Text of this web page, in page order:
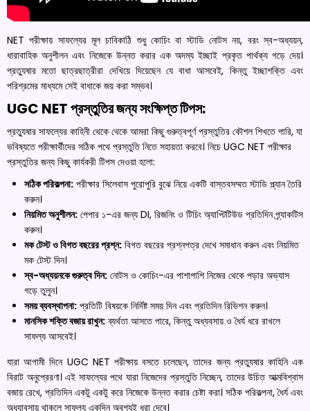
NET পরীক্ষায় সাফল্যের মূল চাবিকাঠি শুধু কোচিং বা স্টাডি নোটস নয়, বরং স্ব-অধ্যয়ন,
ধারাবাহিক অনুশীলন এবং নিজেকে উন্নত করার এক অদম্য ইচ্ছাই প্রকৃত পার্থক্য গড়ে দেয়।
প্রত্যুষার মতো ছাত্রছাত্রীরা দেখিয়ে দিয়েছেন যে বাধা আসবেই, কিন্তু ইচ্ছাশক্তি এবং
পরিশ্রমের মাধ্যমে সেই বাধাকে জয় করা সম্ভব।
UGC NET প্রস্তুতির জন্য সংক্ষিপ্ত টিপস:
প্রত্যুষার সাফল্যের কাহিনী থেকে থেকে আমরা কিছু গুরুত্বপূর্ণ প্রস্তুতির কৌশল শিখতে পারি, যা
ভবিষ্যতে পরীক্ষার্থীদের সঠিক পথে প্রস্তুতি নিতে সহায়তা করবে। নিচে UGC NET পরীক্ষার
প্রস্তুতির জন্য কিছু কার্যকরী টিপস দেওয়া হলো:
সঠিক পরিকল্পনা: পরীক্ষার সিলেবাস পুরোপুরি বুঝে নিয়ে একটি বাস্তবসম্মত স্টাডি প্ল্যান তৈরি
করুন।
নিয়মিত অনুশীলন: পেপার ১-এর জন্য DI, রিজনিং ও টিচিং অ্যাপ্টিটিউড প্রতিদিন প্র্যাকটিস
করুন।
মক টেস্ট ও বিগত বছরের প্রশ্ন: বিগত বছরের প্রশ্নপত্র দেখে সমাধান করুন এবং নিয়মিত
মক টেস্ট দিন।
স্ব-অধ্যয়নকে গুরুত্ব দিন: নোটস ও কোচিং-এর পাশাপাশি নিজের থেকে পড়ার অভ্যাস
গড়ে তুলুন।
সময় ব্যবস্থাপনা: প্রতিটি বিষয়কে নির্দিষ্ট সময় দিন এবং প্রতিদিন রিভিশন করুন।
মানসিক শক্তি বজায় রাখুন:ব্যর্থতা আসতে পারে, কিন্তু অধ্যবসায় ও ধৈর্য ধরে রাখলে
সাফল্য আসবেই।
যারা আগামী দিনে UGC NET পরীক্ষায় বসতে চলেছেন, তাদের জন্য প্রত্যুষার কাহিনি এক
বিরাট অনুপ্রেরণা। এই সাফল্যের পথে যারা নিজেদের প্রস্তুতি নিচ্ছেন, তাদের উচিত আত্মবিশ্বাস
বজায় রেখে, প্রতিদিন একটু একটু করে নিজেকে উন্নত করার চেষ্টা করা। সঠিক পরিকল্পনা, ধৈর্য এবং
অধ্যাবসায় থাকলে সাফল্য একদিন অবশ্যই ধরা দেবে।